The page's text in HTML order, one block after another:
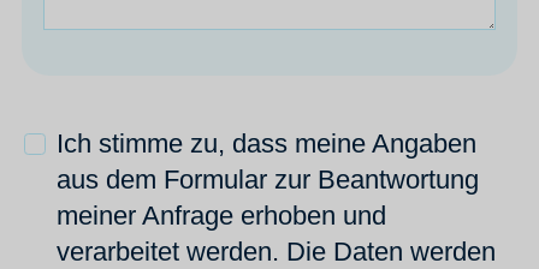
Ich stimme zu, dass meine Angaben
aus dem Formular zur Beantwortung
meiner Anfrage erhoben und
verarbeitet werden. Die Daten werden